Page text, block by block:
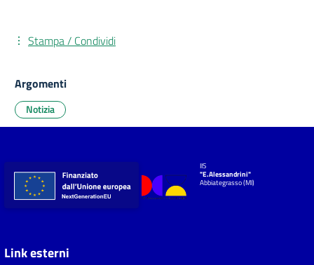
Stampa / Condividi
Argomenti
Notizia
IIS
"E.Alessandrini"
Abbiategrasso (MI)
Link esterni